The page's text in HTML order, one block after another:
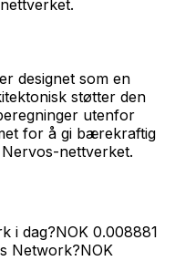
designet som en
støtter den
utenfor
for å gi bærekraftig
nettverket.
i dag?NOK 0.008881
Network?NOK